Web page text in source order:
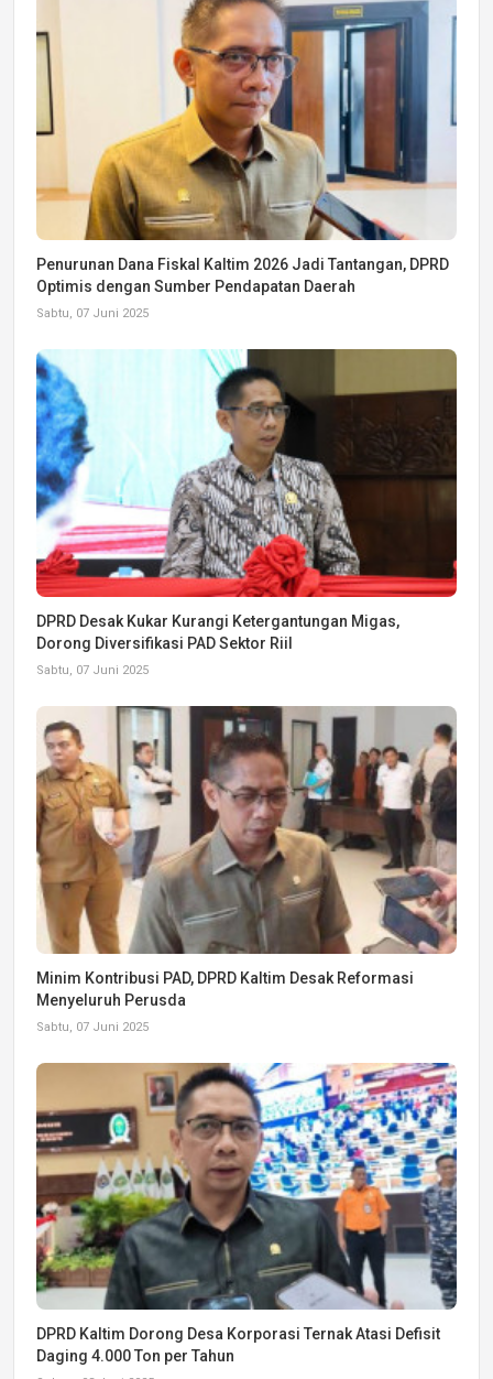
Penurunan Dana Fiskal Kaltim 2026 Jadi Tantangan, DPRD
Optimis dengan Sumber Pendapatan Daerah
Sabtu, 07 Juni 2025
DPRD Desak Kukar Kurangi Ketergantungan Migas,
Dorong Diversifikasi PAD Sektor Riil
Sabtu, 07 Juni 2025
Minim Kontribusi PAD, DPRD Kaltim Desak Reformasi
Menyeluruh Perusda
Sabtu, 07 Juni 2025
DPRD Kaltim Dorong Desa Korporasi Ternak Atasi Defisit
Daging 4.000 Ton per Tahun